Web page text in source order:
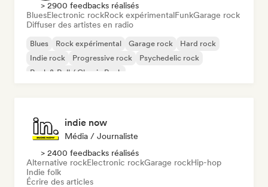
> 2900 feedbacks réalisés
BluesElectronic rockRock expérimentalFunkGarage rock
Diffuser des artistes en radio
Blues Rock expérimental Garage rock
Hard rock
Indie rock
Progressive rock
Psychedelic rock
Rock & Roll / Classic Rock
indie now
Média / Journaliste
> 2400 feedbacks réalisés
Alternative rockElectronic rockGarage rockHip-hop
Indie folk
Écrire des articles